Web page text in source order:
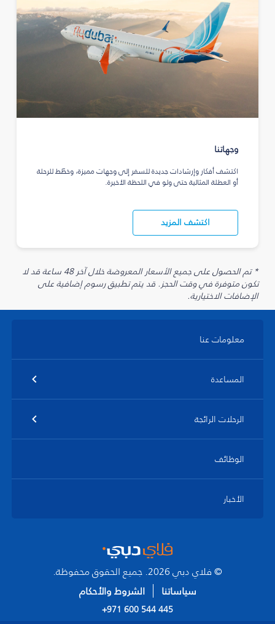
وجهاتنا
اكتشف أفكار وإرشادات جديدة للسفر إلى وجهات مميزة، وخطّط للرحلة
أو العطلة المثالية حتى ولو في اللحظة الأخيرة.
اكتشف المزيد
* تم الحصول على جميع الأسعار المعروضة خلال آخر 48 ساعة قد لا
تكون متوفرة في وقت الحجز. قد يتم تطبيق رسوم إضافية على
الإضافات الاختيارية.
معلومات عنا
المساعدة
الرحلات الرائجة
الوظائف
الأخبار
© فلاي دبي 2026. جميع الحقوق محفوظة.
سياساتنا
الشروط والأحكام
+971 600 544 445